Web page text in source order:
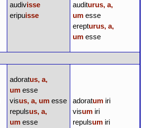
audivisse
eripuisse
auditurus, a,
um esse
erepturus, a,
um esse
adoratus, a,
um esse
visus, a, um esse
repulsus, a,
um esse
adoratum iri
visum iri
repulsum iri